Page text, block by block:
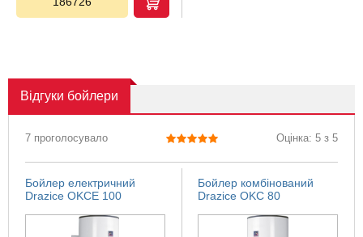
Відгуки бойлери
7 проголосувало Оцінка: 5 з 5
Бойлер електричний
Drazice OKCE 100
Бойлер комбінований
Drazice OKC 80